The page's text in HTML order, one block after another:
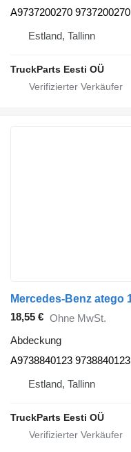
A9737200270 9737200270
Estland, Tallinn
TruckParts Eesti OÜ
18,55 € Ohne MwSt.
Abdeckung
A9738840123 9738840123
Estland, Tallinn
TruckParts Eesti OÜ